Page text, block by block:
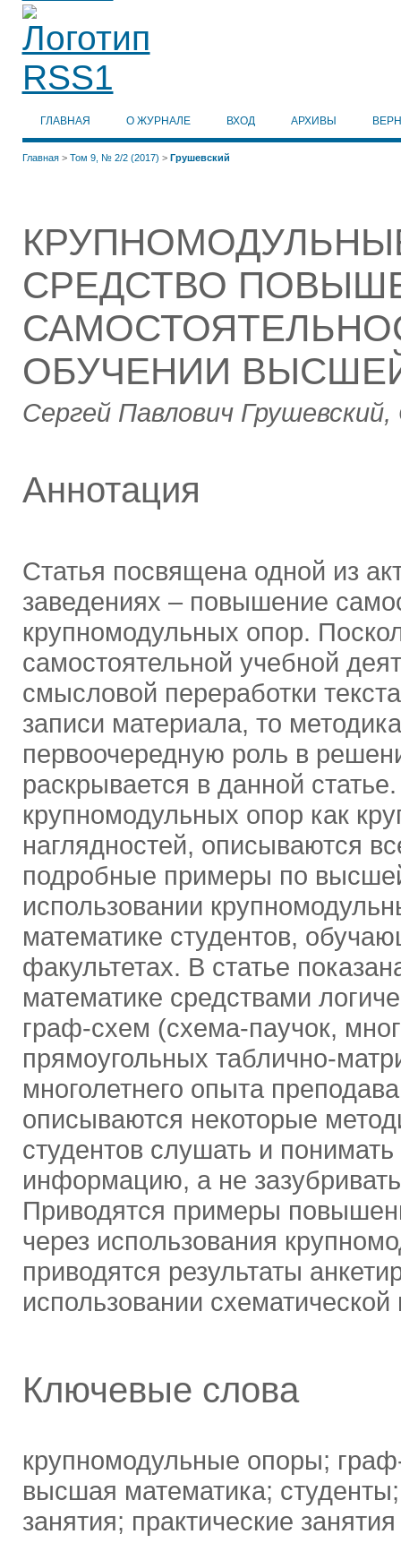
ГЛАВНАЯ О ЖУРНАЛЕ ВХОД АРХИВЫ
Главная> Том 9, № 2/2 (2017) > Грушевский
СРЕДСТВО
ОБУЧЕНИИ
Сергей Павлович
Аннотация
Статья посвящена одной из
заведениях – повышение
крупномодульных опор.
самостоятельной учебной
смысловой переработки
записи материала, то
первоочередную роль в
раскрывается в данной
крупномодульных опор как
наглядностей, описываются
подробные примеры по
использовании
математике студентов,
факультетах. В статье
математике средствами
граф-схем (схема-паучок,
прямоугольных таблично-
многолетнего опыта
описываются некоторые
студентов слушать и
информацию, а не
Приводятся примеры
через использования
приводятся результаты
использовании
Ключевые слова
крупномодульные опоры;
высшая математика;
занятия; практические занятия